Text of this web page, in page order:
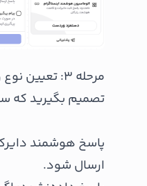
مرحله ۳: تعیین نوع واکنش سیستم
تصمیم بگیرید که
پاسخ هوشمند
ارسال شود.